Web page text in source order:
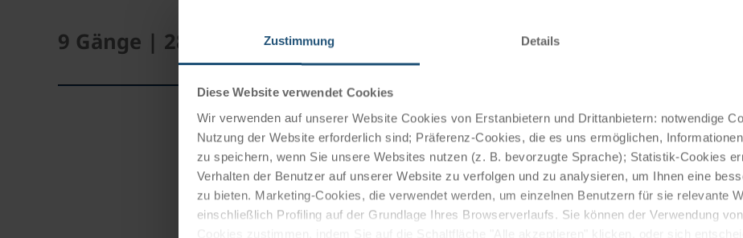
Zustimmung Details
Diese Website verwendet Cookies
Wir verwenden auf unserer Website Cookies von Erstanbietern und Drittanbietern: notwendige
Nutzung der Website erforderlich sind; Präferenz-Cookies, die es uns ermöglichen,
zu speichern, wenn Sie unsere Websites nutzen (z. B. bevorzugte Sprache); Statistik-Cookies
Verhalten der Benutzer auf unserer Website zu verfolgen und zu analysieren, um Ihnen eine
zu bieten. Marketing-Cookies, die verwendet werden, um einzelnen Benutzern für sie relevante
einschließlich Profiling auf der Grundlage Ihres Browserverlaufs. Sie können der Verwendung
9 Gänge | 28 "